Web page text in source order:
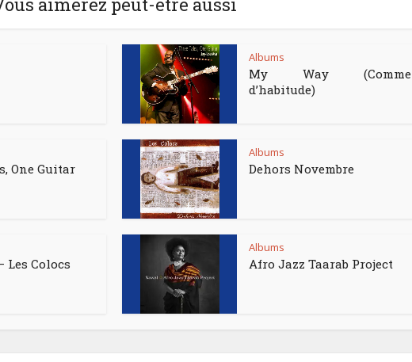
aimerez peut-être aussi
Albums
My Way (Comme
d’habitude)
One Guitar
Albums
Dehors Novembre
Les Colocs
Albums
Afro Jazz Taarab Project